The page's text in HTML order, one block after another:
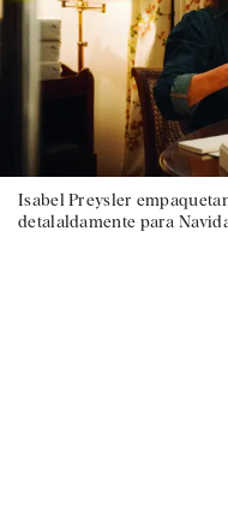
Isabel Preysler
detalaldamente para